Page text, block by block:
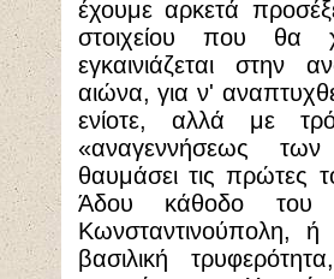
έχουμε αρκετά
στοιχείου που θα
εγκαινιάζεται στην
αιώνα, για ν'
ενίοτε, αλλά με
«αναγεννήσεως
θαυμάσει τις πρώτες
Άδου κάθοδο του
Κωνσταντινούπολη, ή
βασιλική